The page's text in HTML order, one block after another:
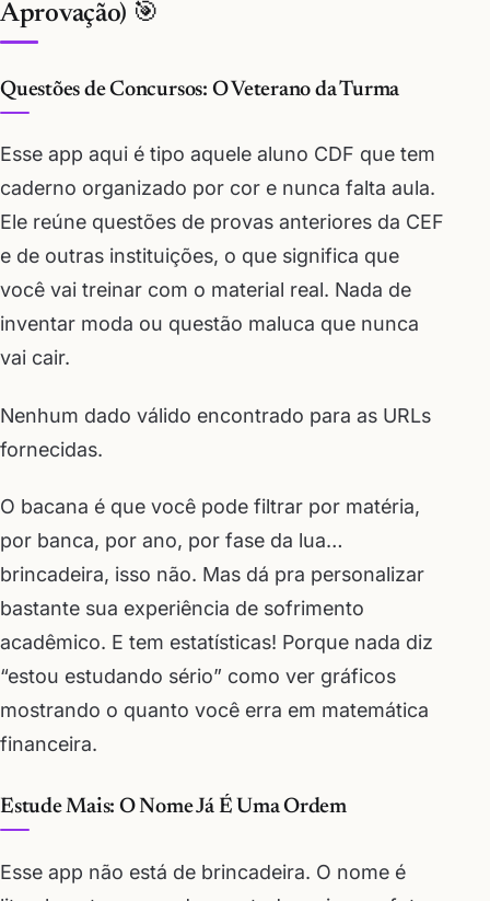
Aprovação) 🎯
Questões de Concursos: O Veterano da Turma
Esse app aqui é tipo aquele aluno CDF que tem
caderno organizado por cor e nunca falta aula.
Ele reúne questões de provas anteriores da CEF
e de outras instituições, o que significa que
você vai treinar com o material real. Nada de
inventar moda ou questão maluca que nunca
vai cair.
Nenhum dado válido encontrado para as URLs
fornecidas.
O bacana é que você pode filtrar por matéria,
por banca, por ano, por fase da lua…
brincadeira, isso não. Mas dá pra personalizar
bastante sua experiência de sofrimento
acadêmico. E tem estatísticas! Porque nada diz
“estou estudando sério” como ver gráficos
mostrando o quanto você erra em matemática
financeira.
Estude Mais: O Nome Já É Uma Ordem
Esse app não está de brincadeira. O nome é